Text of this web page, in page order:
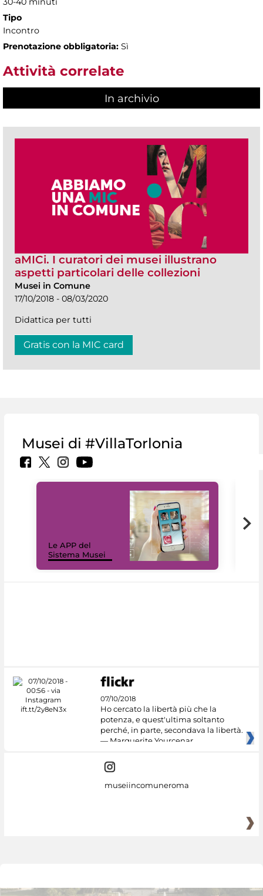
Tipo
Incontro
Prenotazione obbligatoria: Sì
Attività correlate
In archivio
aMICi. I curatori dei musei illustrano
aspetti particolari delle collezioni
Musei in Comune
17/10/2018 - 08/03/2020
Didattica per tutti
Gratis con la MIC card
Musei di #VillaTorlonia
Le APP del
Sistema Musei
07/10/2018
Ho cercato la libertà più che la
potenza, e quest'ultima soltanto
perché, in parte, secondava la libertà.
— Marguerite Yourcenar
museiincomuneroma